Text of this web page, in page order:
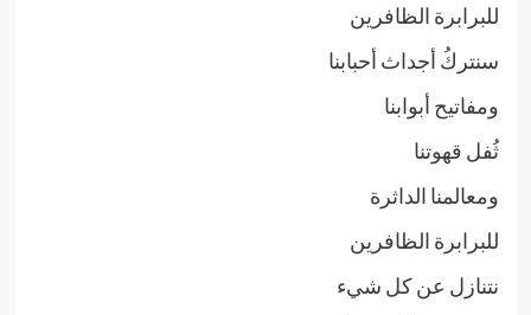
للبرابرة الظافرين
سنتركُ أجداث أحبابنا
ومفاتيح أبوابنا
ثُفل قهوتنا
ومعالمنا الداثرة
للبرابرة الظافرين
نتنازل عن كل شيء